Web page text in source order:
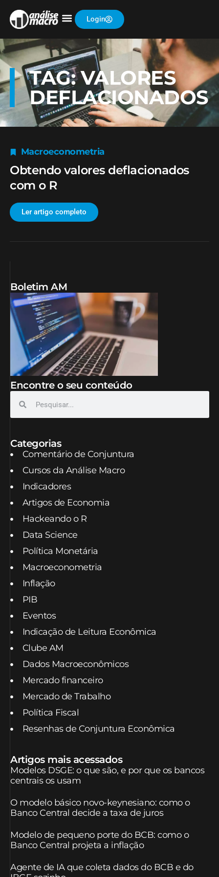
Login
TAG: VALORES
DEFLACIONADOS
Macroeconometria
Obtendo valores deflacionados
com o R
Ler artigo completo
Boletim AM
Encontre o seu conteúdo
Categorias
Comentário de Conjuntura
Cursos da Análise Macro
Indicadores
Artigos de Economia
Hackeando o R
Data Science
Política Monetária
Macroeconometria
Inflação
PIB
Eventos
Indicação de Leitura Econômica
Clube AM
Dados Macroeconômicos
Mercado financeiro
Mercado de Trabalho
Política Fiscal
Resenhas de Conjuntura Econômica
Artigos mais acessados
Modelos DSGE: o que são, e por que os bancos
centrais os usam
O modelo básico novo-keynesiano: como o
Banco Central decide a taxa de juros
Modelo de pequeno porte do BCB: como o
Banco Central projeta a inflação
Agente de IA que coleta dados do BCB e do